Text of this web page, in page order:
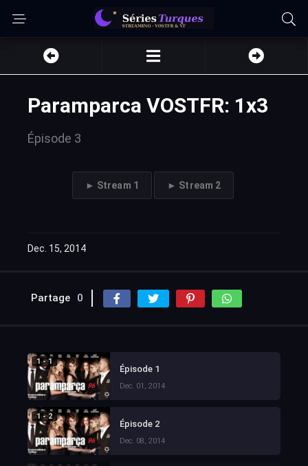
Paramparca VOSTFR: 1x3
Épisode 3
► Stream 1 ► Stream 2
Dec. 15, 2014
Partage 0
1 - 1
Épisode 1
Dec. 01, 2014
1 - 2
Épisode 2
Dec. 08, 2014